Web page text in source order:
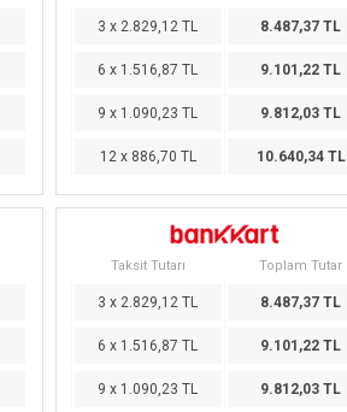
3 x 2.829,12 TL 8.487,37 TL
6 x 1.516,87 TL 9.101,22 TL
9 x 1.090,23 TL 9.812,03 TL
12 x 886,70 TL 10.640,34 TL
Taksit Tutarı Toplam Tutar
3 x 2.829,12 TL 8.487,37 TL
6 x 1.516,87 TL 9.101,22 TL
9 x 1.090,23 TL 9.812,03 TL